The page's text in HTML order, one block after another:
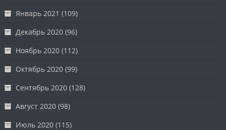
Январь 2021 (109)
Декабрь 2020 (96)
Ноябрь 2020 (112)
Октябрь 2020 (99)
Сентябрь 2020 (128)
Август 2020 (98)
Июль 2020 (115)